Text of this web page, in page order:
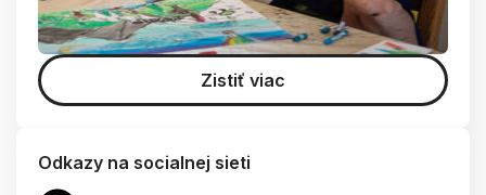
Zistiť viac
Odkazy na socialnej sieti